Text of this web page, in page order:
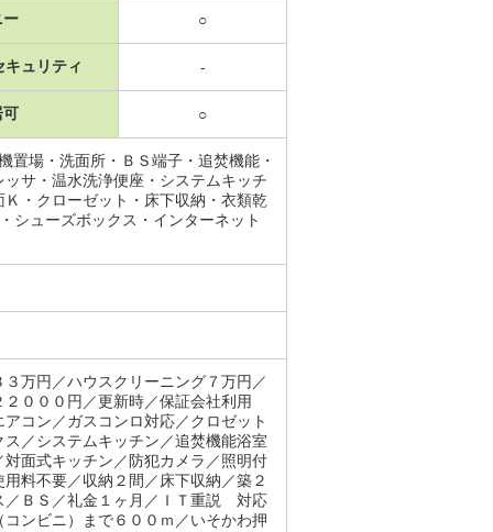
ー ○
キュリティ -
可 ○
置場・洗面所・ＢＳ端子・追焚機能・
サ・温水洗浄便座・システムキッチ
・クローゼット・床下収納・衣類乾
シューズボックス・インターネット
万円／ハウスクリーニング７万円／
０００円／更新時／保証会社利用
コン／ガスコンロ対応／クロゼット
／システムキッチン／追焚機能浴室
面式キッチン／防犯カメラ／照明付
料不要／収納２間／床下収納／築２
／ＢＳ／礼金１ヶ月／ＩＴ重説 対応
ンビニ）まで６００ｍ／いそかわ押